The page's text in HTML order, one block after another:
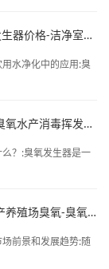
迪庆藏族自治州污水臭氧发生器价格-洁净室臭氧消毒热线电话-揭秘桶装水臭氧
用水净化中的应用:臭
新余海水养殖臭氧发生器-臭氧水产消毒挥发时间-天然矿泉水臭氧毒
么？:臭氧发生器是一
綦江纯化水打臭氧漏气-水产养殖场臭氧-臭氧发生器清洗冷库
场前景和发展趋势:随